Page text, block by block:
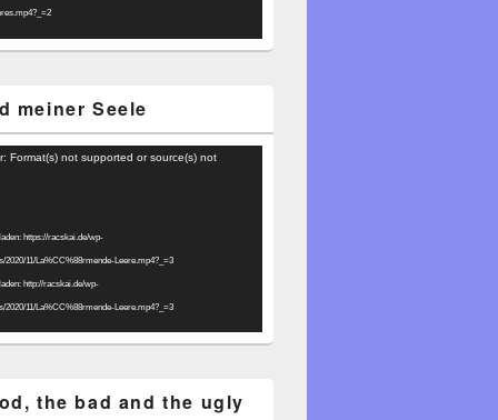
meiner Seele
Format(s) not supported or source(s) not
https://racskai.de/wp-
2020/11/La%CC%88rmende-Leere.mp4?_=3
http://racskai.de/wp-
2020/11/La%CC%88rmende-Leere.mp4?_=3
the bad and the ugly